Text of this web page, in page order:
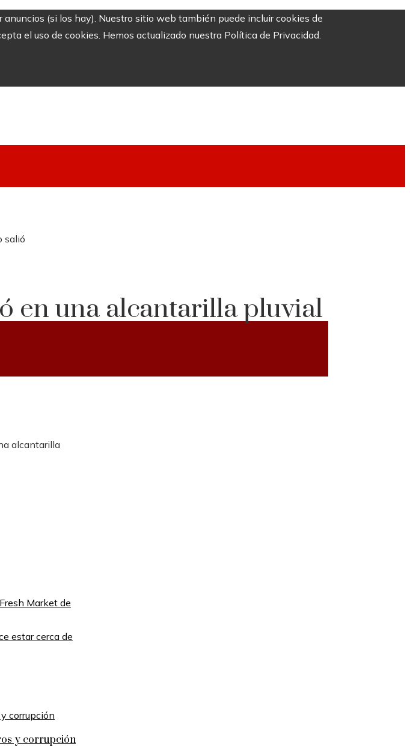
(si los hay). Nuestro sitio web también puede incluir cookies de
el uso de cookies. Hemos actualizado nuestra Política de Privacidad.
salió
en una alcantarilla pluvial
alcantarilla
Market de
estar cerca de
y corrupción